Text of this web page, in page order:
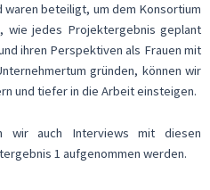
waren beteiligt, um dem Konsortium
wie jedes Projektergebnis geplant
ihren Perspektiven als Frauen mit
gründen, können wir
und tiefer in die Arbeit einsteigen.
wir auch Interviews mit diesen
1 aufgenommen werden.